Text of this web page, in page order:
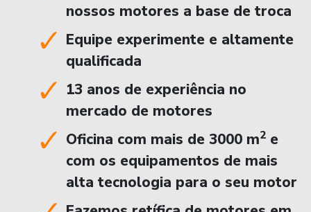
nossos motores a base de troca
Equipe experimente e altamente
qualificada
13 anos de experiência no
mercado de motores
Oficina com mais de 3000 m2 e
com os equipamentos de mais
alta tecnologia para o seu motor